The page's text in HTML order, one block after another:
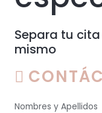
Separa tu
mismo
Nombres y Apellidos